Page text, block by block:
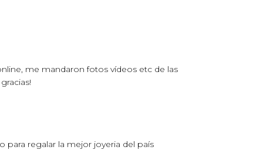
me mandaron fotos vídeos etc de las
regalar la mejor joyeria del país